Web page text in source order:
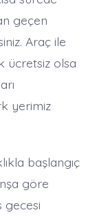
geçen
Araç ile
ücretsiz olsa
yerimiz
başlangıç
göre
gecesi